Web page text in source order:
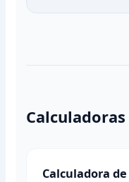
Calculadora